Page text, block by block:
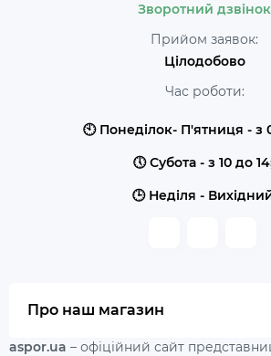
Зворотний дзвінок
Прийом заявок:
Цілодобово
Час роботи:
🕙 Понеділок- П'ятниця - з
🕔 Субота - з 10 до
🕒 Неділя -
Про наш магазин
aspor.ua – офіційний сайт